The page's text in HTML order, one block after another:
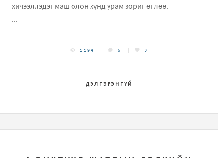
хичээллэдэг маш олон хүнд урам зориг өглөө.
...
ДЭЛГЭРЭНГҮЙ
1194 5 0